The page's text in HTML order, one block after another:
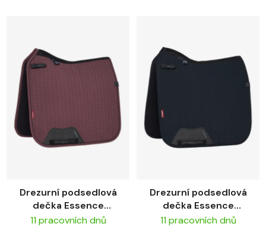
Drezurní podsedlová
dečka Essence
LeMieux – Damson
11 pracovních dnů
Drezurní podsedlová
dečka Essence
LeMieux – Black
11 pracovních dnů